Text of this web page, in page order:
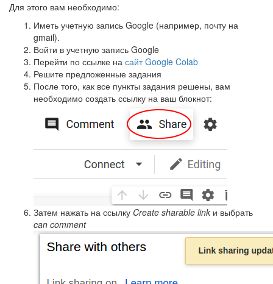
Для этого вам необходимо:
Иметь учетную запись Google (например, почту на
gmail).
Войти в учетную запись Google
Перейти по ссылке на сайт Google Colab
Решите предложенные задания
После того, как все пункты задания решены, вам
необходимо создать ссылку на ваш блокнот:
Затем нажать на ссылку Create sharable link и выбрать
can comment